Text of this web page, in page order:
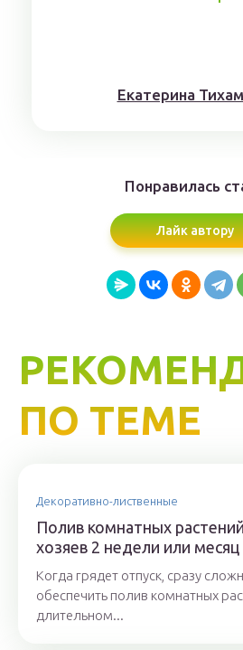
Eкaтерина
Понравилась
Лайк автору
ПО ТЕМЕ
Декоративно-лиственные
Полив комнатных
хозяев 2 недели или месяц
Когда грядет отпуск, сразу
обеспечить полив комнатных
длительном...